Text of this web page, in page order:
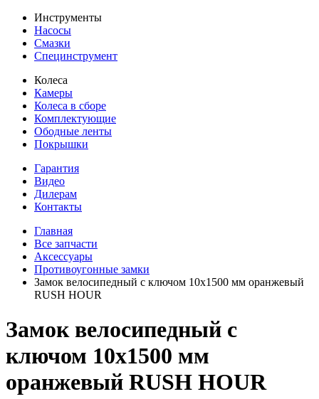
Инструменты
Насосы
Смазки
Специнструмент
Колеса
Камеры
Колеса в сборе
Комплектующие
Ободные ленты
Покрышки
Гарантия
Видео
Дилерам
Контакты
Главная
Все запчасти
Аксессуары
Противоугонные замки
Замок велосипедный с ключом 10x1500 мм оранжевый
RUSH HOUR
Замок велосипедный с
ключом 10x1500 мм
оранжевый RUSH HOUR